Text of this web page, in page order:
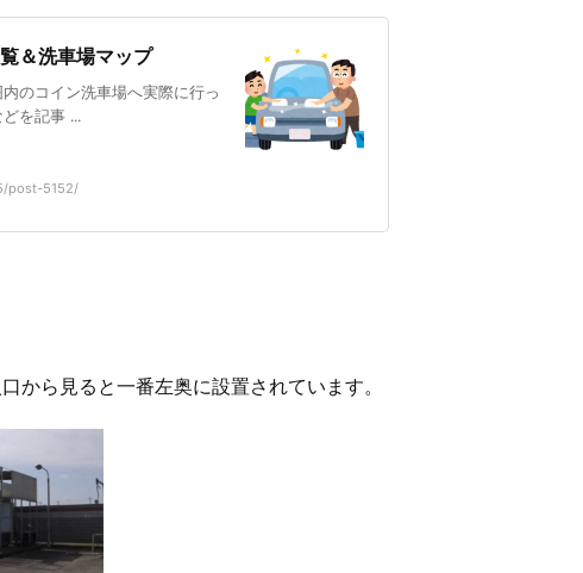
＆洗車場マップ
のコイン洗車場へ実際に行っ
を記事 ...
post-5152/
から見ると一番左奥に設置されています。